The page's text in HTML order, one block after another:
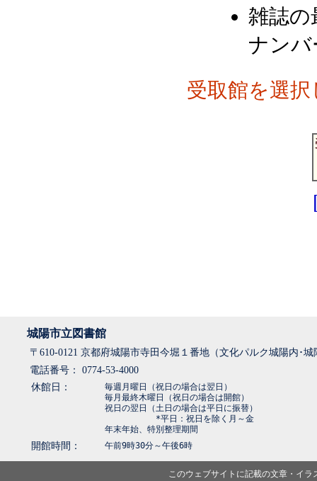
雑誌の
ナン
受取館を選
城陽市立図書館
〒610-0121 京都府城陽市寺田今堀１番地（文化パルク城陽内･
電話番号： 0774-53-4000
休館日：
毎週月曜日（祝日の場合は翌日）
毎月最終木曜日（祝日の場合は開館）
祝日の翌日（土日の場合は平日に振替）
*平日：祝日を除く月～金
年末年始、特別整理期間
開館時間： 午前9時30分～午後6時
このウェブサイトに記載の文章・イ